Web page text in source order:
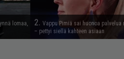
lomaa,
2. Vappu Pimiä sai huonoa palvelua
– pettyi siellä kahteen asiaan